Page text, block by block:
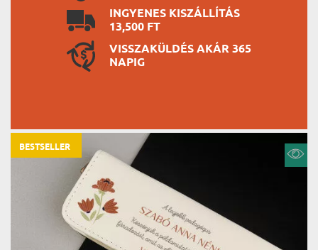
INGYENES KISZÁLLÍTÁS
13,500 FT
VISSZAKÜLDÉS AKÁR 365
NAPIG
BESTSELLER